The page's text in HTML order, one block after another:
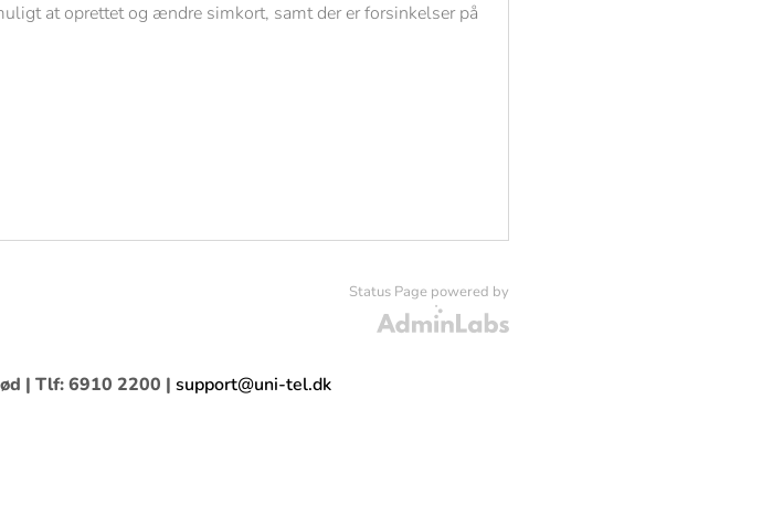
at oprettet og ændre simkort, samt der er forsinkelser på
Status Page powered by
Admin Labs
| Tlf: 6910 2200 | support@uni-tel.dk